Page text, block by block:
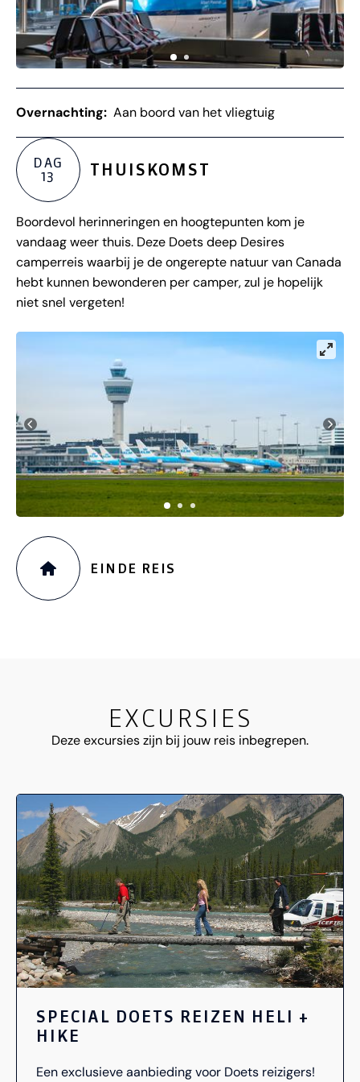
Overnachting: Aan boord van het vliegtuig
DAG
13
THUISKOMST
Boordevol herinneringen en hoogtepunten kom je
vandaag weer thuis. Deze Doets deep Desires
camperreis waarbij je de ongerepte natuur van Canada
hebt kunnen bewonderen per camper, zul je hopelijk
niet snel vergeten!
EINDE REIS
EXCURSIES
Deze excursies zijn bij jouw reis inbegrepen.
SPECIAL DOETS REIZEN HELI +
HIKE
Een exclusieve aanbieding voor Doets reizigers!